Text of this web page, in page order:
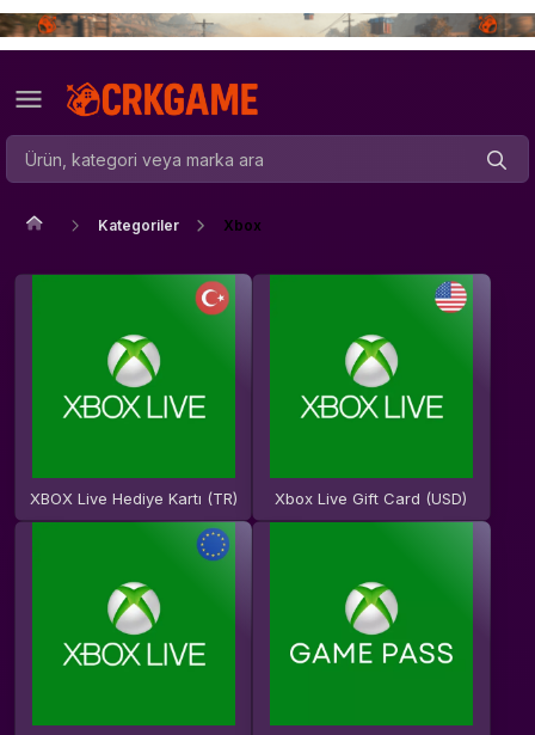
Kategoriler Xbox
XBOX Live Hediye Kartı (TR) Xbox Live Gift Card (USD)